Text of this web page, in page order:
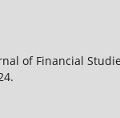
of Financial